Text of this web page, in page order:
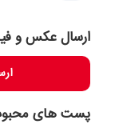
ارسال عکس و
پست های